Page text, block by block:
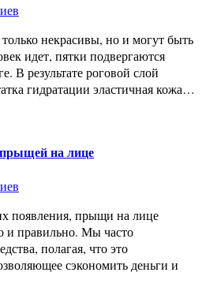
идет, пятки подвергаются
В результате роговой слой
гидратации эластичная кожа…
на лице
и правильно. Мы часто
полагая, что это
сэкономить деньги и